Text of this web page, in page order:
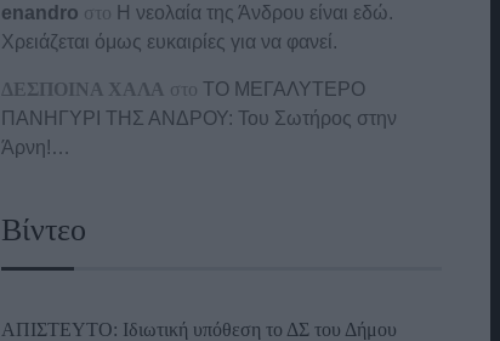
enandro στο Η νεολαία της Άνδρου είναι εδώ.
Χρειάζεται όμως ευκαιρίες για να φανεί.
ΔΕΣΠΟΙΝΑ ΧΑΛΑ στοΤΟ ΜΕΓΑΛΥΤΕΡΟ
ΠΑΝΗΓΥΡΙ ΤΗΣ ΑΝΔΡΟΥ: Του Σωτήρος στην
Άρνη!…
Βίντεο
ΑΠΙΣΤΕΥΤΟ: Ιδιωτική υπόθεση το ΔΣ του Δήμου